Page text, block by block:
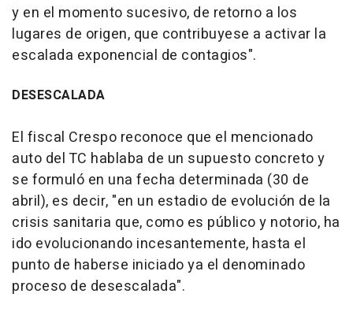
y en el momento sucesivo, de retorno a los
lugares de origen, que contribuyese a activar la
escalada exponencial de contagios".
DESESCALADA
El fiscal Crespo reconoce que el mencionado
auto del TC hablaba de un supuesto concreto y
se formuló en una fecha determinada (30 de
abril), es decir, "en un estadio de evolución de la
crisis sanitaria que, como es público y notorio, ha
ido evolucionando incesantemente, hasta el
punto de haberse iniciado ya el denominado
proceso de desescalada".